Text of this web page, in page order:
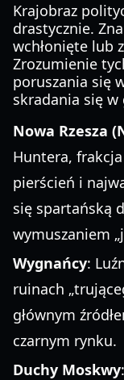
Krajobraz
drastycznie.
wchłonięte lub
Zrozumienie
poruszania się
skradania się w
Nowa Rzesza
Huntera,
pierścień i
się spartańską
wymuszaniem
Wygnańcy:
ruinach
głównym
czarnym rynku.
Duchy Moskwy